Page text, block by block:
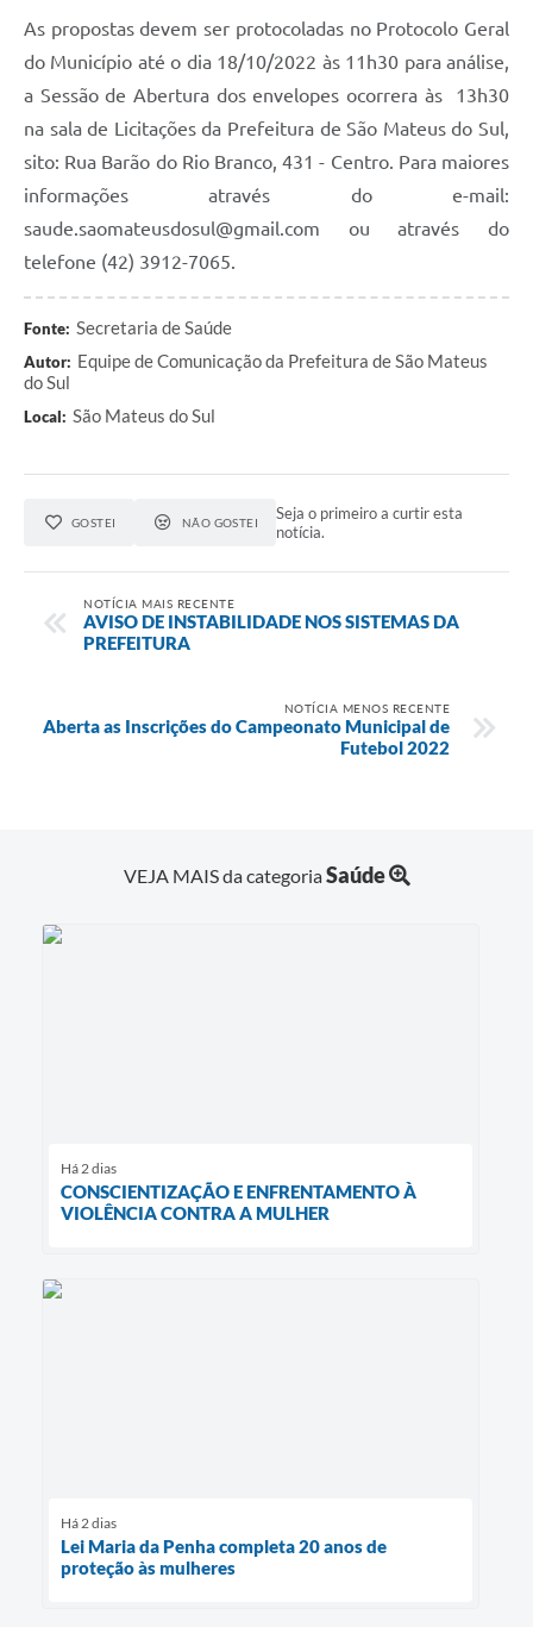
Recebimento de Recursos
Serviço de Informação ao Cidadão
Termos de Fomento
Audiências Públicas
Iluminação Pública
Arquivos para Download
Carta de Serviços
Galeria de Vídeos
Telefones Úteis
As propostas devem ser protocoladas no Protocolo Geral
do Município até o dia 18/10/2022 às 11h30 para análise,
a Sessão de Abertura dos envelopes ocorrera às 13h30
na sala de Licitações da Prefeitura de São Mateus do Sul,
sito: Rua Barão do Rio Branco, 431 - Centro. Para maiores
informações através do e-mail:
saude.saomateusdosul@gmail.com ou através do
telefone (42) 3912-7065.
Fonte: Secretaria de Saúde
Autor: Equipe de Comunicação da Prefeitura de São Mateus
do Sul
Local: São Mateus do Sul
GOSTEI NÃO GOSTEI
Seja o primeiro a curtir esta
notícia.
NOTÍCIA MAIS RECENTE
AVISO DE INSTABILIDADE NOS SISTEMAS DA
PREFEITURA
NOTÍCIA MENOS RECENTE
Aberta as Inscrições do Campeonato Municipal de
Futebol 2022
VEJA MAIS da categoriaSaúde
Há 2 dias
CONSCIENTIZAÇÃO E ENFRENTAMENTO À
VIOLÊNCIA CONTRA A MULHER
Há 2 dias
Lei Maria da Penha completa 20 anos de
proteção às mulheres